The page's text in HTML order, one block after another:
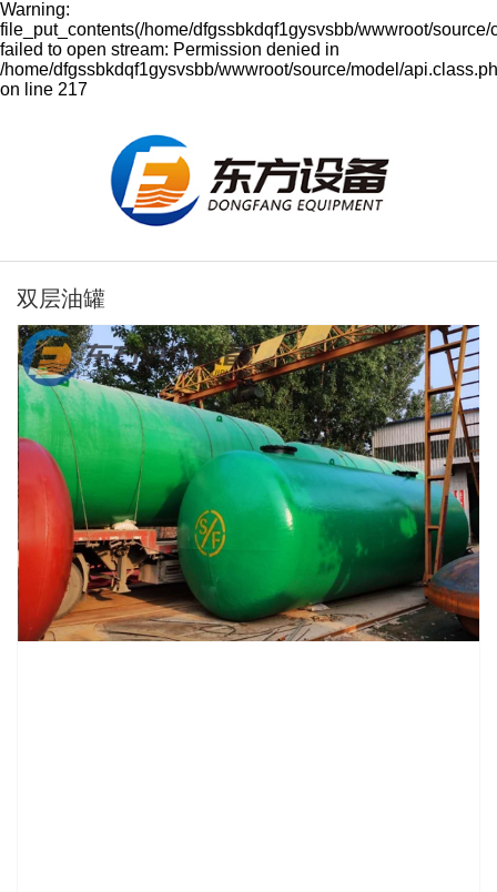
Warning:
file_put_contents(/home/dfgssbkdqf1gysvsbb/wwwroot/
failed to open stream: Permission denied in
/home/dfgssbkdqf1gysvsbb/wwwroot/source/model/
on line 217
双层油罐